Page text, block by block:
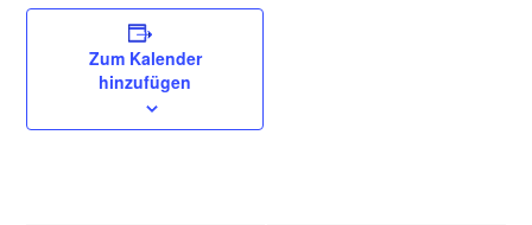
Zum Kalender
hinzufügen